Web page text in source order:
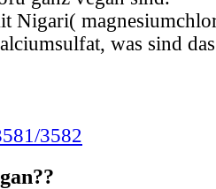
Nigari(
was sind
3582